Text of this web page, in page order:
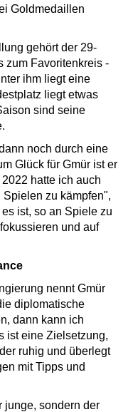
Goldmedaillen
gehört der 29-
zum Favoritenkreis -
ihm liegt eine
liegt etwas
sind seine
noch durch eine
Glück für Gmür ist er
hatte ich auch
zu kämpfen",
ist, so an Spiele zu
und auf
nennt Gmür
diplomatische
dann kann ich
ist eine Zielsetzung,
ruhig und überlegt
mit Tipps und
junge, sondern der